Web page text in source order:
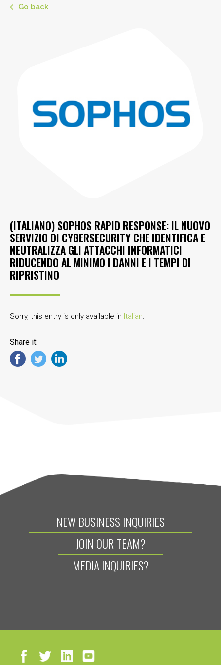
Go back
(ITALIANO) SOPHOS RAPID RESPONSE: IL NUOVO
SERVIZIO DI CYBERSECURITY CHE IDENTIFICA E
NEUTRALIZZA GLI ATTACCHI INFORMATICI
RIDUCENDO AL MINIMO I DANNI E I TEMPI DI
RIPRISTINO
Sorry, this entry is only available in Italian.
Share it:
NEW BUSINESS INQUIRIES
JOIN OUR TEAM?
MEDIA INQUIRIES?